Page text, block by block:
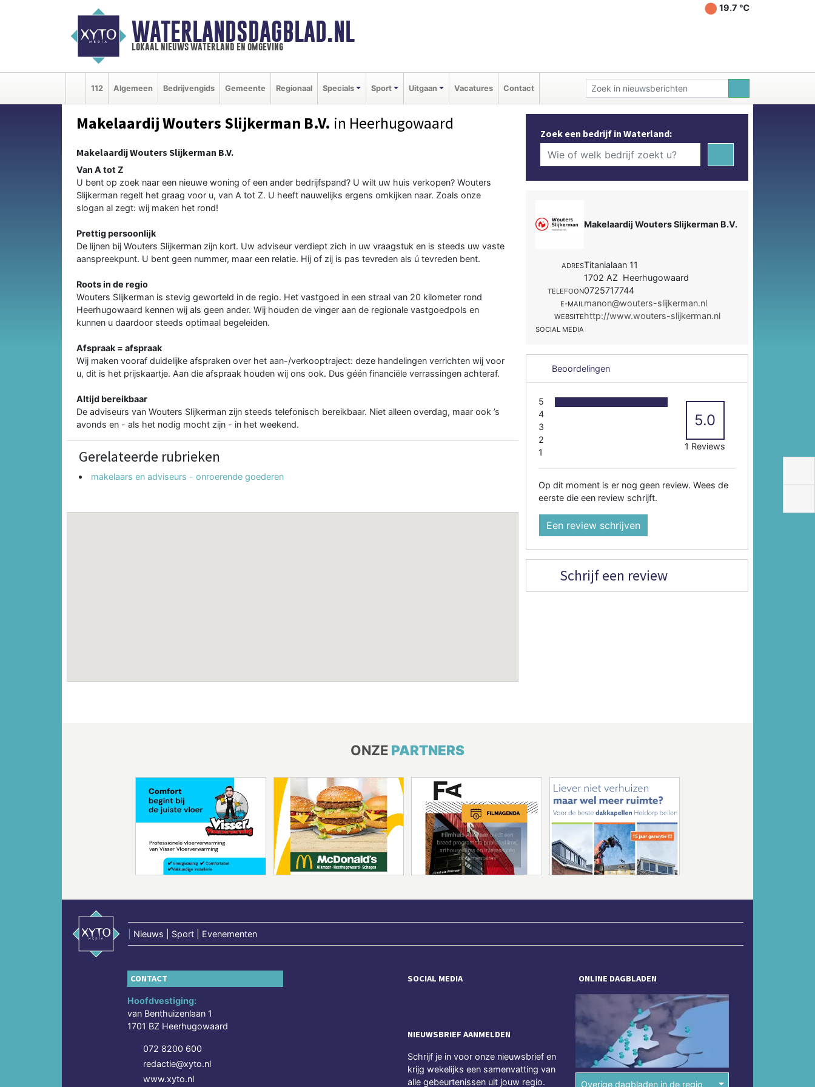
WATERLANDSDAGBLAD.NL
lokaal nieuws waterland en omgeving
19.7 ℃
112 Algemeen Bedrijvengids Gemeente Regionaal Specials Sport Uitgaan Vacatures Contact
Makelaardij Wouters Slijkerman B.V. in Heerhugowaard
Makelaardij Wouters Slijkerman B.V.
Van A tot Z
U bent op zoek naar een nieuwe woning of een ander bedrijfspand? U wilt uw huis verkopen? Wouters
Slijkerman regelt het graag voor u, van A tot Z. U heeft nauwelijks ergens omkijken naar. Zoals onze
slogan al zegt: wij maken het rond!
Prettig persoonlijk
De lijnen bij Wouters Slijkerman zijn kort. Uw adviseur verdiept zich in uw vraagstuk en is steeds uw vaste
aanspreekpunt. U bent geen nummer, maar een relatie. Hij of zij is pas tevreden als ú tevreden bent.
Roots in de regio
Wouters Slijkerman is stevig geworteld in de regio. Het vastgoed in een straal van 20 kilometer rond
Heerhugowaard kennen wij als geen ander. Wij houden de vinger aan de regionale vastgoedpols en
kunnen u daardoor steeds optimaal begeleiden.
Afspraak = afspraak
Wij maken vooraf duidelijke afspraken over het aan-/verkooptraject: deze handelingen verrichten wij voor
u, dit is het prijskaartje. Aan die afspraak houden wij ons ook. Dus géén financiële verrassingen achteraf.
Altijd bereikbaar
De adviseurs van Wouters Slijkerman zijn steeds telefonisch bereikbaar. Niet alleen overdag, maar ook ’s
avonds en - als het nodig mocht zijn - in het weekend.
Gerelateerde rubrieken
makelaars en adviseurs - onroerende goederen
Zoek een bedrijf in Waterland:
Makelaardij Wouters Slijkerman B.V.
ADRESTitanialaan 11
1702 AZ Heerhugowaard
TELEFOON0725717744
E-MAILmanon@wouters-slijkerman.nl
WEBSITEhttp://www.wouters-slijkerman.nl
SOCIAL MEDIA
Beoordelingen
5
4
3
2
1
5.0
1 Reviews
Op dit moment is er nog geen review. Wees de
eerste die een review schrijft.
Een review schrijven
Schrijf een review
ONZE PARTNERS
Nieuws | Sport | Evenementen
CONTACT
Hoofdvestiging:
van Benthuizenlaan 1
1701 BZ Heerhugowaard
072 8200 600
redactie@xyto.nl
www.xyto.nl
SOCIAL MEDIA
NIEUWSBRIEF AANMELDEN
Schrijf je in voor onze nieuwsbrief en
krijg wekelijks een samenvatting van
alle gebeurtenissen uit jouw regio.
ONLINE DAGBLADEN
Overige dagbladen in de regio